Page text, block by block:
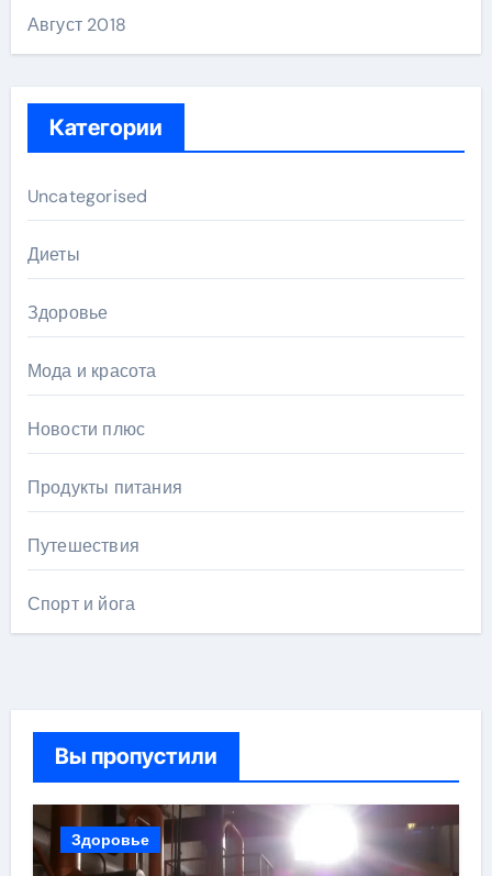
Август 2018
Категории
Uncategorised
Диеты
Здоровье
Мода и красота
Новости плюс
Продукты питания
Путешествия
Спорт и йога
Вы пропустили
Здоровье